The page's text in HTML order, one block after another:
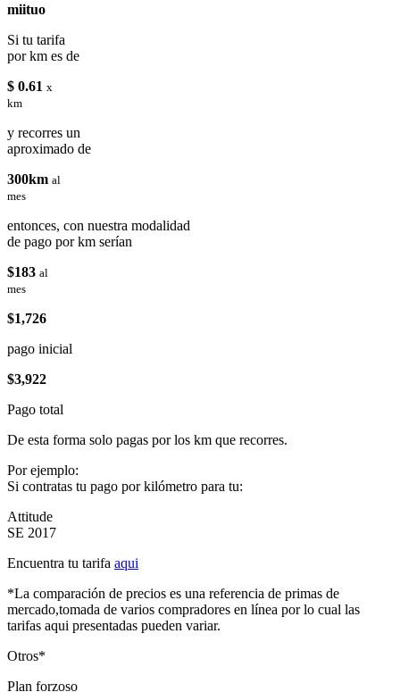
miituo
Si tu tarifa
por km es de
$ 0.61 x
km
y recorres un
aproximado de
300km al
mes
entonces, con nuestra modalidad
de pago por km serían
$183 al
mes
$1,726
pago inicial
$3,922
Pago total
De esta forma solo pagas por los km que recorres.
Por ejemplo:
Si contratas tu pago por kilómetro para tu:
Attitude
SE 2017
Encuentra tu tarifa aqui
*La comparación de precios es una referencia de primas de
mercado,tomada de varios compradores en línea por lo cual las
tarifas aqui presentadas pueden variar.
Otros*
Plan forzoso